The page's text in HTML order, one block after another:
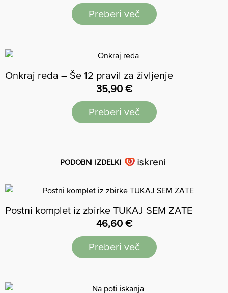
Preberi več
Onkraj reda – Še 12 pravil za življenje
35,90 €
Preberi več
PODOBNI IZDELKI
Postni komplet iz zbirke TUKAJ SEM ZATE
46,60 €
Preberi več